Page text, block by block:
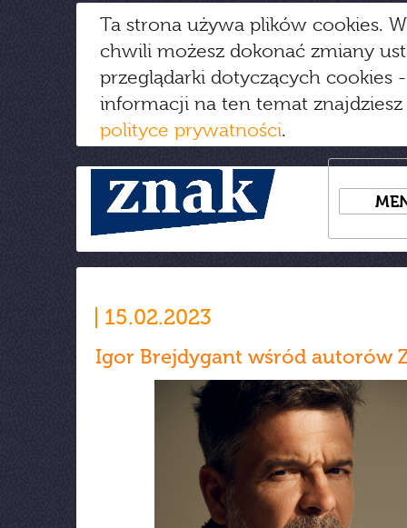
Ta strona używa plików cookies.
chwili możesz dokonać zmiany
przeglądarki dotyczących cookies
informacji na ten temat
polityce prywatności.
15.02.2023
Igor Brejdygant wśród autorów